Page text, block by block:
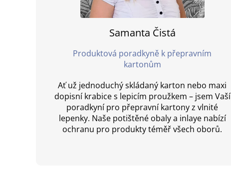
Samanta Čistá
Produktová poradkyně k přepravním
kartonům
Ať už jednoduchý skládaný karton nebo maxi
dopisní krabice s lepicím proužkem – jsem Vaší
poradkyní pro přepravní kartony z vlnité
lepenky. Naše potištěné obaly a inlaye nabízí
ochranu pro produkty téměř všech oborů.